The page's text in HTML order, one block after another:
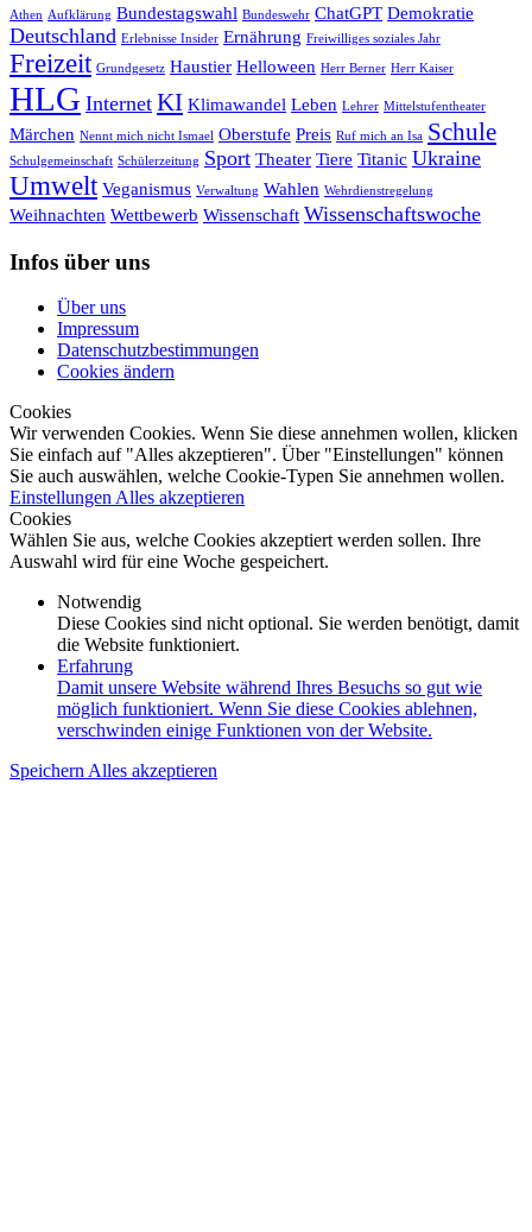
Athen Aufklärung Bundestagswahl Bundeswehr ChatGPT Demokratie
Deutschland Erlebnisse Insider Ernährung Freiwilliges soziales Jahr
Freizeit Grundgesetz Haustier Helloween Herr Berner Herr Kaiser
HLG Internet KI Klimawandel Leben Lehrer Mittelstufentheater
Märchen Nennt mich nicht Ismael Oberstufe Preis Ruf mich an Isa Schule
Schulgemeinschaft Schülerzeitung Sport Theater Tiere Titanic Ukraine
Umwelt Veganismus Verwaltung Wahlen Wehrdienstregelung
Weihnachten Wettbewerb Wissenschaft Wissenschaftswoche
Infos über uns
Über uns
Impressum
Datenschutzbestimmungen
Cookies ändern
Cookies
Wir verwenden Cookies. Wenn Sie diese annehmen wollen, klicken
Sie einfach auf "Alles akzeptieren". Über "Einstellungen" können
Sie auch auswählen, welche Cookie-Typen Sie annehmen wollen.
EinstellungenAlles akzeptieren
Cookies
Wählen Sie aus, welche Cookies akzeptiert werden sollen. Ihre
Auswahl wird für eine Woche gespeichert.
Notwendig
Diese Cookies sind nicht optional. Sie werden benötigt, damit
die Website funktioniert.
Erfahrung
Damit unsere Website während Ihres Besuchs so gut wie
möglich funktioniert. Wenn Sie diese Cookies ablehnen,
verschwinden einige Funktionen von der Website.
SpeichernAlles akzeptieren